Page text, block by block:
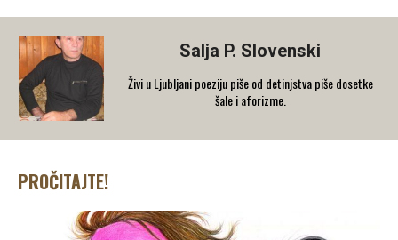
Salja P. Slovenski
Živi u Ljubljani poeziju piše od detinjstva piše dosetke
šale i aforizme.
PROČITAJTE!